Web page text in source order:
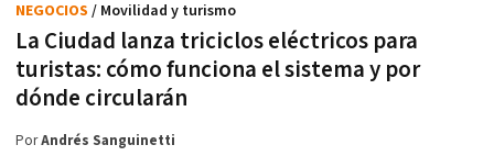
La Ciudad lanza triciclos eléctricos para
turistas: cómo funciona el sistema y por
dónde circularán
NEGOCIOS / Movilidad y turismo
PorAndrés Sanguinetti